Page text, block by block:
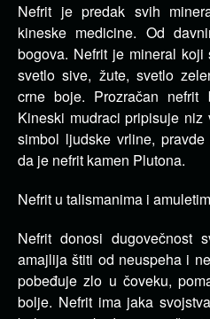
Nefrit je predak svih
kineske medicine. Od
bogova. Nefrit je mineral
svetlo sive, žute, svetlo
crne boje. Prozračan
Kineski mudraci pripisuje
simbol ljudske vrline,
da je nefrit kamen Plutona.
Nefrit u talismanima i
Nefrit donosi dugovečnost
amajlija štiti od neuspeha i
pobeđuje zlo u čoveku,
bolje. Nefrit ima jaka